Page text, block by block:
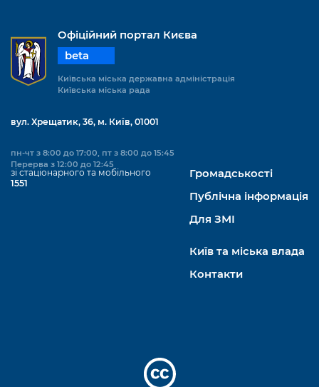
Офіційний портал Києва
beta
Київська міська державна адміністрація
Київська міська рада
вул. Хрещатик, 36, м. Київ, 01001
пн-чт з 8:00 до 17:00, пт з 8:00 до 15:45
Перерва з 12:00 до 12:45
зі стаціонарного та мобільного
1551
Громадськості
Публічна інформація
Для ЗМІ
Київ та міська влада
Контакти